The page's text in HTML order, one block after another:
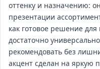
оттенку и назначению:
презентации
как готовое решение для
достаточно
рекомендовать без
акцент сделан на яркую